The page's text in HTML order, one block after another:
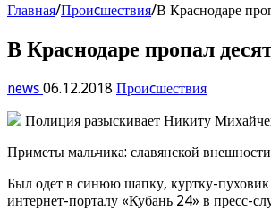
Главная/Проиcшествия/В Краснодаре
В Краснодаре пропал
news 06.12.2018 Проиcшествия
Полиция разыскивает Никиту
Приметы мальчика: славянской
Был одет в синюю шапку, куртку-
интернет-порталу «Кубань 24» в пресс-